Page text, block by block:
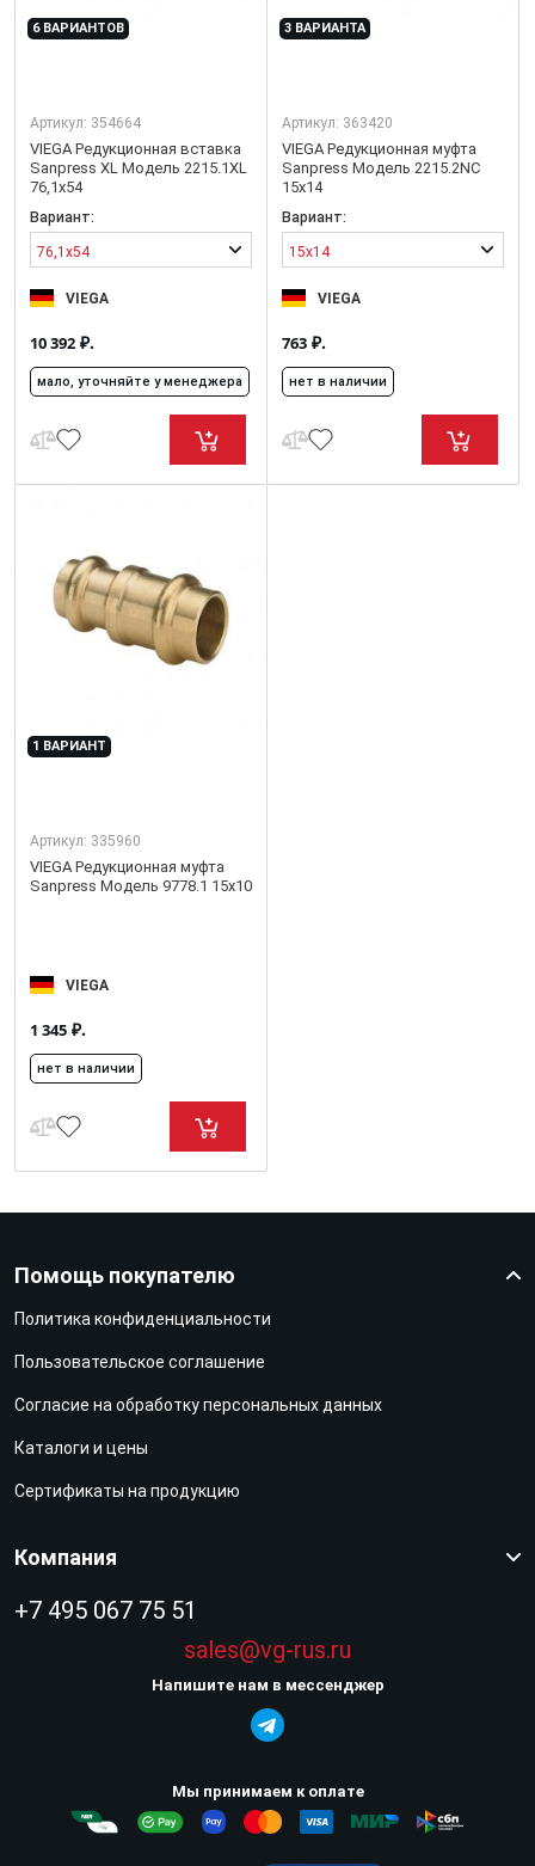
6 ВАРИАНТОВ
Артикул: 354664
VIEGA Редукционная вставка
Sanpress XL Модель 2215.1XL
76,1x54
Вариант:
76,1x54
VIEGA
10 392 ₽.
мало, уточняйте у менеджера
3 ВАРИАНТА
Артикул: 363420
VIEGA Редукционная муфта
Sanpress Модель 2215.2NC
15x14
Вариант:
15x14
VIEGA
763 ₽.
нет в наличии
1 ВАРИАНТ
Артикул: 335960
VIEGA Редукционная муфта
Sanpress Модель 9778.1 15x10
VIEGA
1 345 ₽.
нет в наличии
Помощь покупателю
Политика конфиденциальности
Пользовательское соглашение
Согласие на обработку персональных данных
Каталоги и цены
Сертификаты на продукцию
Компания
+7 495 067 75 51
sales@vg-rus.ru
Напишите нам в мессенджер
Мы принимаем к оплате